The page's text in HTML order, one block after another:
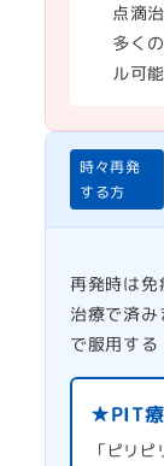
点滴
多く
ル可
時々再発
する方
再発時は
治療で済
で服用する
★PIT療
「ピリ